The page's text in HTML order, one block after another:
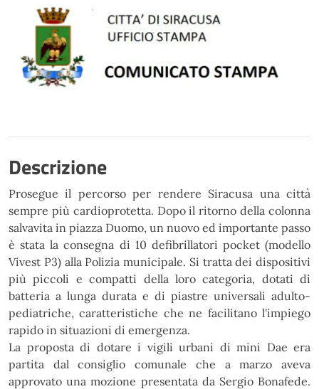
Descrizione
Prosegue il percorso per rendere Siracusa una città
sempre più cardioprotetta. Dopo il ritorno della colonna
salvavita in piazza Duomo, un nuovo ed importante passo
èstata la consegna di 10 defibrillatori pocket (modello
Vivest P3) alla Polizia municipale. Si tratta dei dispositivi
più piccoli e compatti della loro categoria, dotati di
batteria a lunga durata e di piastre universali adulto-
pediatriche, caratteristiche che ne facilitano l'impiego
rapido in situazioni di emergenza.
La proposta di dotare i vigili urbani di mini Dae era
partita dal consiglio comunale che a marzo aveva
approvato una mozione presentata da Sergio Bonafede.